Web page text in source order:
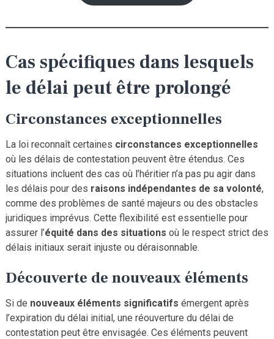
Cas spécifiques dans lesquels
le délai peut être prolongé
Circonstances exceptionnelles
La loi reconnaît certaines circonstances exceptionnelles
où les délais de contestation peuvent être étendus. Ces
situations incluent des cas où l’héritier n’a pas pu agir dans
les délais pour des raisons indépendantes de sa volonté,
comme des problèmes de santé majeurs ou des obstacles
juridiques imprévus. Cette flexibilité est essentielle pour
assurer l’équité dans des situations où le respect strict des
délais initiaux serait injuste ou déraisonnable.
Découverte de nouveaux éléments
Si de nouveaux éléments significatifs émergent après
l’expiration du délai initial, une réouverture du délai de
contestation peut être envisagée. Ces éléments peuvent